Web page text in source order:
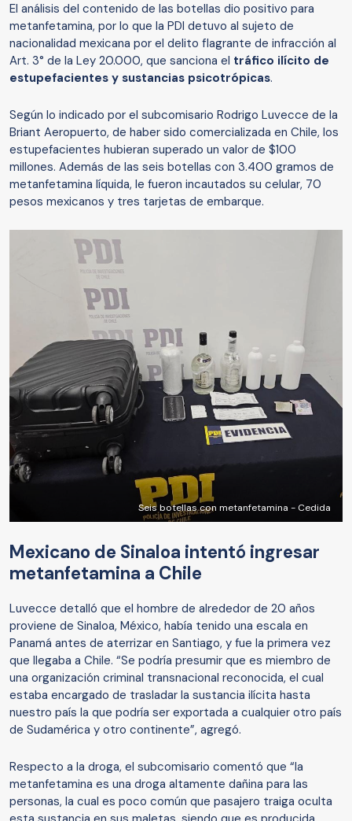
El análisis del contenido de las botellas dio positivo para
metanfetamina, por lo que la PDI detuvo al sujeto de
nacionalidad mexicana por el delito flagrante de infracción al
Art. 3° de la Ley 20.000, que sanciona el tráfico ilícito de
estupefacientes y sustancias psicotrópicas.
Según lo indicado por el subcomisario Rodrigo Luvecce de la
Briant Aeropuerto, de haber sido comercializada en Chile, los
estupefacientes hubieran superado un valor de $100
millones. Además de las seis botellas con 3.400 gramos de
metanfetamina líquida, le fueron incautados su celular, 70
pesos mexicanos y tres tarjetas de embarque.
Seis botellas con metanfetamina - Cedida
Mexicano de Sinaloa intentó ingresar
metanfetamina a Chile
Luvecce detalló que el hombre de alrededor de 20 años
proviene de Sinaloa, México, había tenido una escala en
Panamá antes de aterrizar en Santiago, y fue la primera vez
que llegaba a Chile. “Se podría presumir que es miembro de
una organización criminal transnacional reconocida, el cual
estaba encargado de trasladar la sustancia ilícita hasta
nuestro país la que podría ser exportada a cualquier otro país
de Sudamérica y otro continente”, agregó.
Respecto a la droga, el subcomisario comentó que “la
metanfetamina es una droga altamente dañina para las
personas, la cual es poco común que pasajero traiga oculta